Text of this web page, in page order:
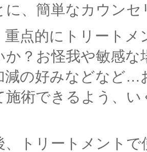
に、簡単なカウン
重点的にトリート
か？お怪我や敏感
減の好みなどなど…
施術できるよう、
、トリートメント